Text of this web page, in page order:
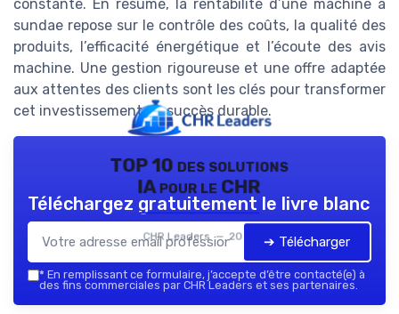
constante. En résumé, la rentabilité d’une machine à
sundae repose sur le contrôle des coûts, la qualité des
produits, l’efficacité énergétique et l’écoute des avis
machine. Une gestion rigoureuse et une offre adaptée
aux attentes des clients sont les clés pour transformer
cet investissement en succès durable.
TOP 10 des solutions
IA pour le CHR
CHR Leaders — 2026
Téléchargez gratuitement le livre blanc
➔ Télécharger
* En remplissant ce formulaire, j’accepte d’être contacté(e) à
des fins commerciales par CHR Leaders et ses partenaires.